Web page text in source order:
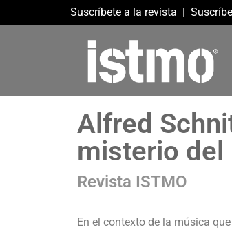
Suscríbete a la revista |
Alfred
misterio del
Revista ISTMO
En el contexto de la música